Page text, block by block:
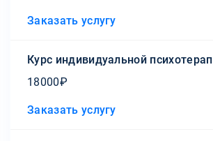
Заказать услугу
Курс индивидуальной
18000₽
Заказать услугу